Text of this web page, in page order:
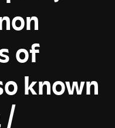
of
known
/